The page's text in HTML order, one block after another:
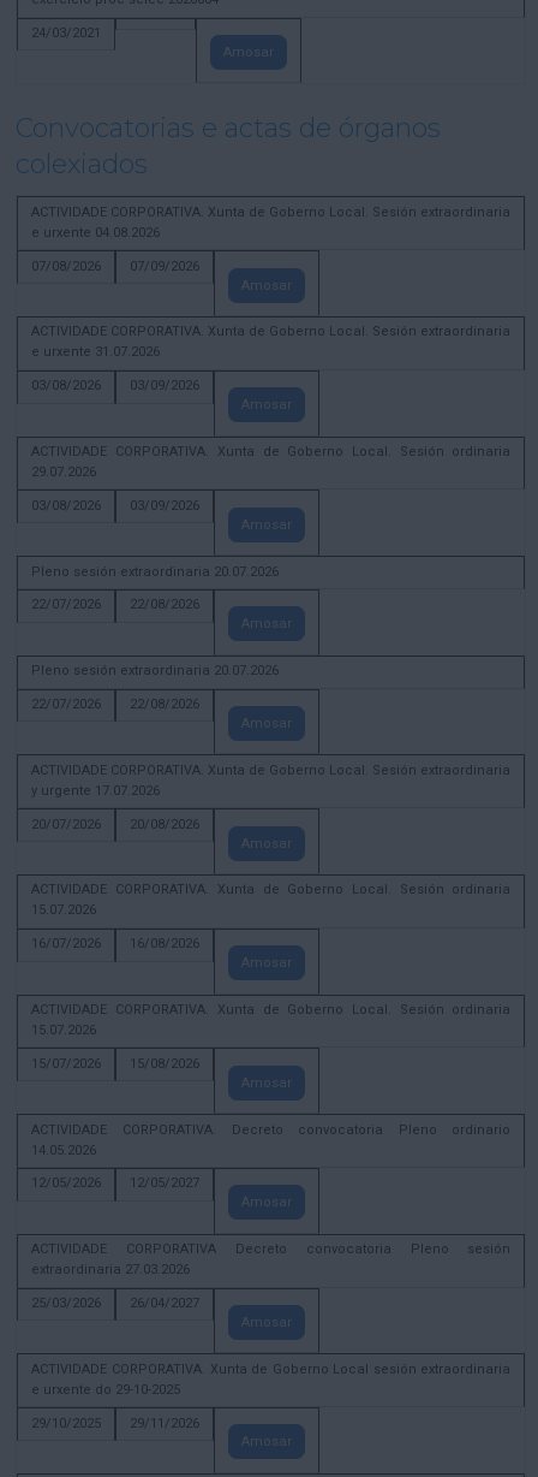
24/03/2021
Amosar
Convocatorias e actas de órganos
colexiados
ACTIVIDADE CORPORATIVA. Xunta de Goberno Local. Sesión extraordinaria
e urxente 04.08.2026
07/08/2026
07/09/2026
Amosar
ACTIVIDADE CORPORATIVA. Xunta de Goberno Local. Sesión extraordinaria
e urxente 31.07.2026
03/08/2026
03/09/2026
Amosar
ACTIVIDADE CORPORATIVA. Xunta de Goberno Local. Sesión ordinaria
29.07.2026
03/08/2026
03/09/2026
Amosar
Pleno sesión extraordinaria 20.07.2026
22/07/2026
22/08/2026
Amosar
Pleno sesión extraordinaria 20.07.2026
22/07/2026
22/08/2026
Amosar
ACTIVIDADE CORPORATIVA. Xunta de Goberno Local. Sesión extraordinaria
y urgente 17.07.2026
20/07/2026
20/08/2026
Amosar
ACTIVIDADE CORPORATIVA. Xunta de Goberno Local. Sesión ordinaria
15.07.2026
16/07/2026
16/08/2026
Amosar
ACTIVIDADE CORPORATIVA. Xunta de Goberno Local. Sesión ordinaria
15.07.2026
15/07/2026
15/08/2026
Amosar
ACTIVIDADE CORPORATIVA. Decreto convocatoria Pleno ordinario
14.05.2026
12/05/2026
12/05/2027
Amosar
ACTIVIDADE CORPORATIVA Decreto convocatoria Pleno sesión
extraordinaria 27.03.2026
25/03/2026
26/04/2027
Amosar
ACTIVIDADE CORPORATIVA. Xunta de Goberno Local sesión extraordinaria
e urxente do 29-10-2025
29/10/2025
29/11/2026
Amosar